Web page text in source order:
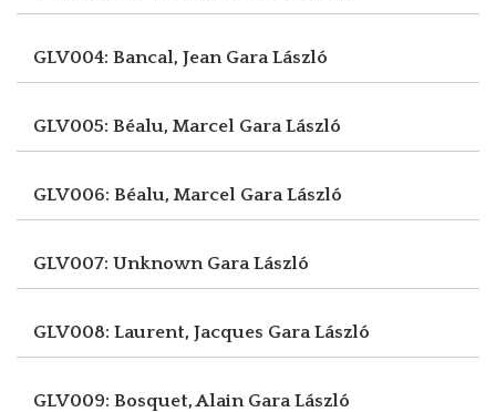
GLV004: Bancal, Jean Gara László
GLV005: Béalu, Marcel Gara László
GLV006: Béalu, Marcel Gara László
GLV007: Unknown Gara László
GLV008: Laurent, Jacques Gara László
GLV009: Bosquet, Alain Gara László